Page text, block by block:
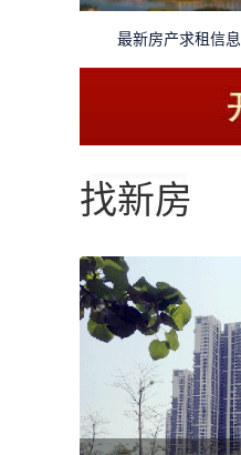
最新房产求租信息
找新房